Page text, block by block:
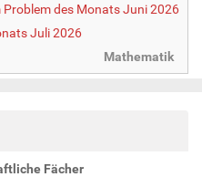
Problem des Monats Juni 2026
Juli 2026
Mathematik
Fächer